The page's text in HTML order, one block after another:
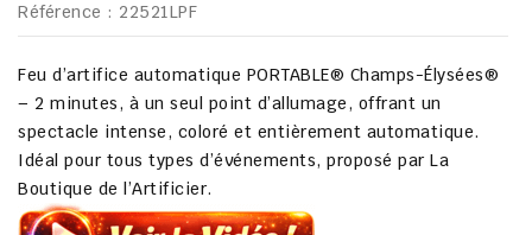
Référence : 22521LPF
Feu d’artifice automatique PORTABLE® Champs-Élysées®
– 2 minutes, à un seul point d’allumage, offrant un
spectacle intense, coloré et entièrement automatique.
Idéal pour tous types d’événements, proposé par La
Boutique de l’Artificier.